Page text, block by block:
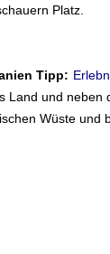
Platz.
Tipp:
Land und neben
Wüste und